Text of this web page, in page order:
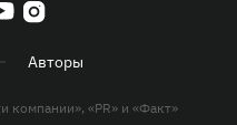
Авторы
компании», «PR» и «Факт»